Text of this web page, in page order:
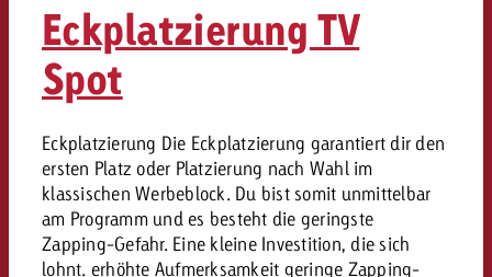
Eckplatzierung TV
Spot
Eckplatzierung Die Eckplatzierung garantiert dir den
ersten Platz oder Platzierung nach Wahl im
klassischen Werbeblock. Du bist somit unmittelbar
am Programm und es besteht die geringste
Zapping-Gefahr. Eine kleine Investition, die sich
lohnt. erhöhte Aufmerksamkeit geringe Zapping-